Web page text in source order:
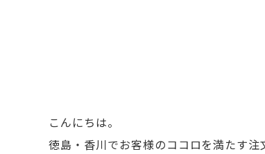
こんにちは。
徳島・香川でお客様のココロを満たす注